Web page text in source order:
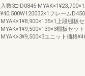
入数3□-D0845-
¥40,500W120032×1フレーム
MYAK×1¥8,900×135×1上段棚板
MYAK×1¥9,500×139×3棚板セッ
MYAK×3¥9,500×3ユニット価格